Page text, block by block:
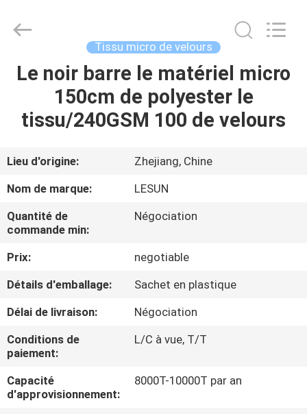
MAISON
PRODUITS
AU
SUJET
DE
NOUS
VISITE
CONTRÔLE
DE
QUALITÉ
Textile
Technology
Rights
Reserved.
Tissu micro de velours
Le noir barre le matériel micro
150cm de polyester le
tissu/240GSM 100 de velours
Lieu d'origine:
Zhejiang, Chine
Nom de marque:
LESUN
Quantité de
commande min:
Négociation
Prix:
negotiable
Détails d'emballage:
Sachet en plastique
Délai de livraison:
Négociation
Conditions de
paiement:
L/C à vue, T/T
Capacité
d'approvisionnement:
8000T-10000T par an